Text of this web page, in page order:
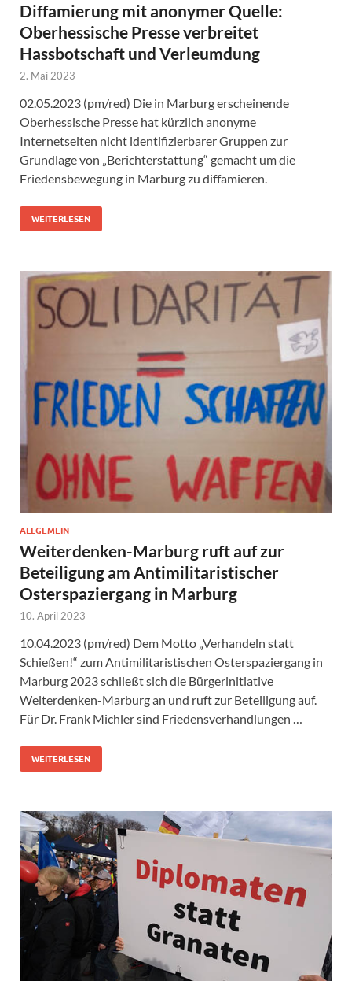
Diffamierung mit anonymer Quelle:
Oberhessische Presse verbreitet
Hassbotschaft und Verleumdung
2. Mai 2023
02.05.2023 (pm/red) Die in Marburg erscheinende
Oberhessische Presse hat kürzlich anonyme
Internetseiten nicht identifizierbarer Gruppen zur
Grundlage von „Berichterstattung“ gemacht um die
Friedensbewegung in Marburg zu diffamieren.
WEITERLESEN
ALLGEMEIN
Weiterdenken-Marburg ruft auf zur
Beteiligung am Antimilitaristischer
Osterspaziergang in Marburg
10. April 2023
10.04.2023 (pm/red) Dem Motto „Verhandeln statt
Schießen!“ zum Antimilitaristischen Osterspaziergang in
Marburg 2023 schließt sich die Bürgerinitiative
Weiterdenken-Marburg an und ruft zur Beteiligung auf.
Für Dr. Frank Michler sind Friedensverhandlungen …
WEITERLESEN